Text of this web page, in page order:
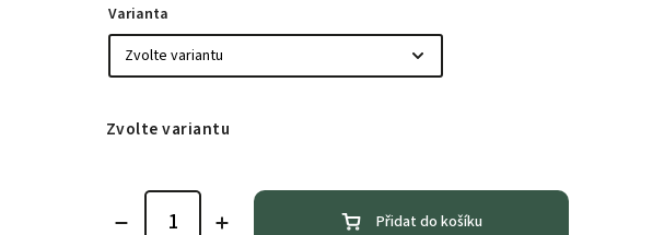
Varianta
Zvolte variantu
Přidat do košíku